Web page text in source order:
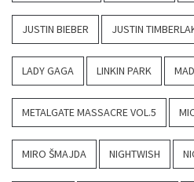
JUSTIN BIEBER JUSTIN
LADY GAGA LINKIN PARK
METALGATE MASSACRE VOL.5
MIRO ŠMAJDA NIGHTWISH